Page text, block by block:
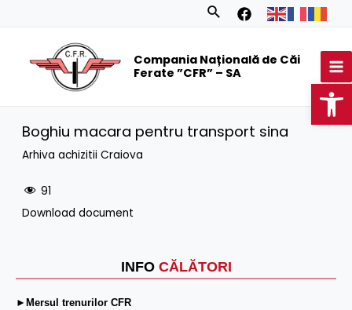
Search
Compania Națională de Căi
Ferate ”CFR” – SA
INFO CĂLĂTORI
►Mersul trenurilor CFR
Boghiu macara pentru transport sina
Arhiva achizitii Craiova
91
Download document